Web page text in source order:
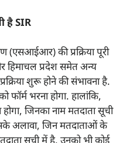
हैSIR
(एसआईआर) की प्रक्रिया पूरी
हिमाचल प्रदेश समेत अन्य
शुरू होने की संभावना है.
भरना होगा. हालांकि,
जिनका नाम मतदाता सूची
अलावा, जिन मतदाताओं के
सूची में है, उनको भी कोई